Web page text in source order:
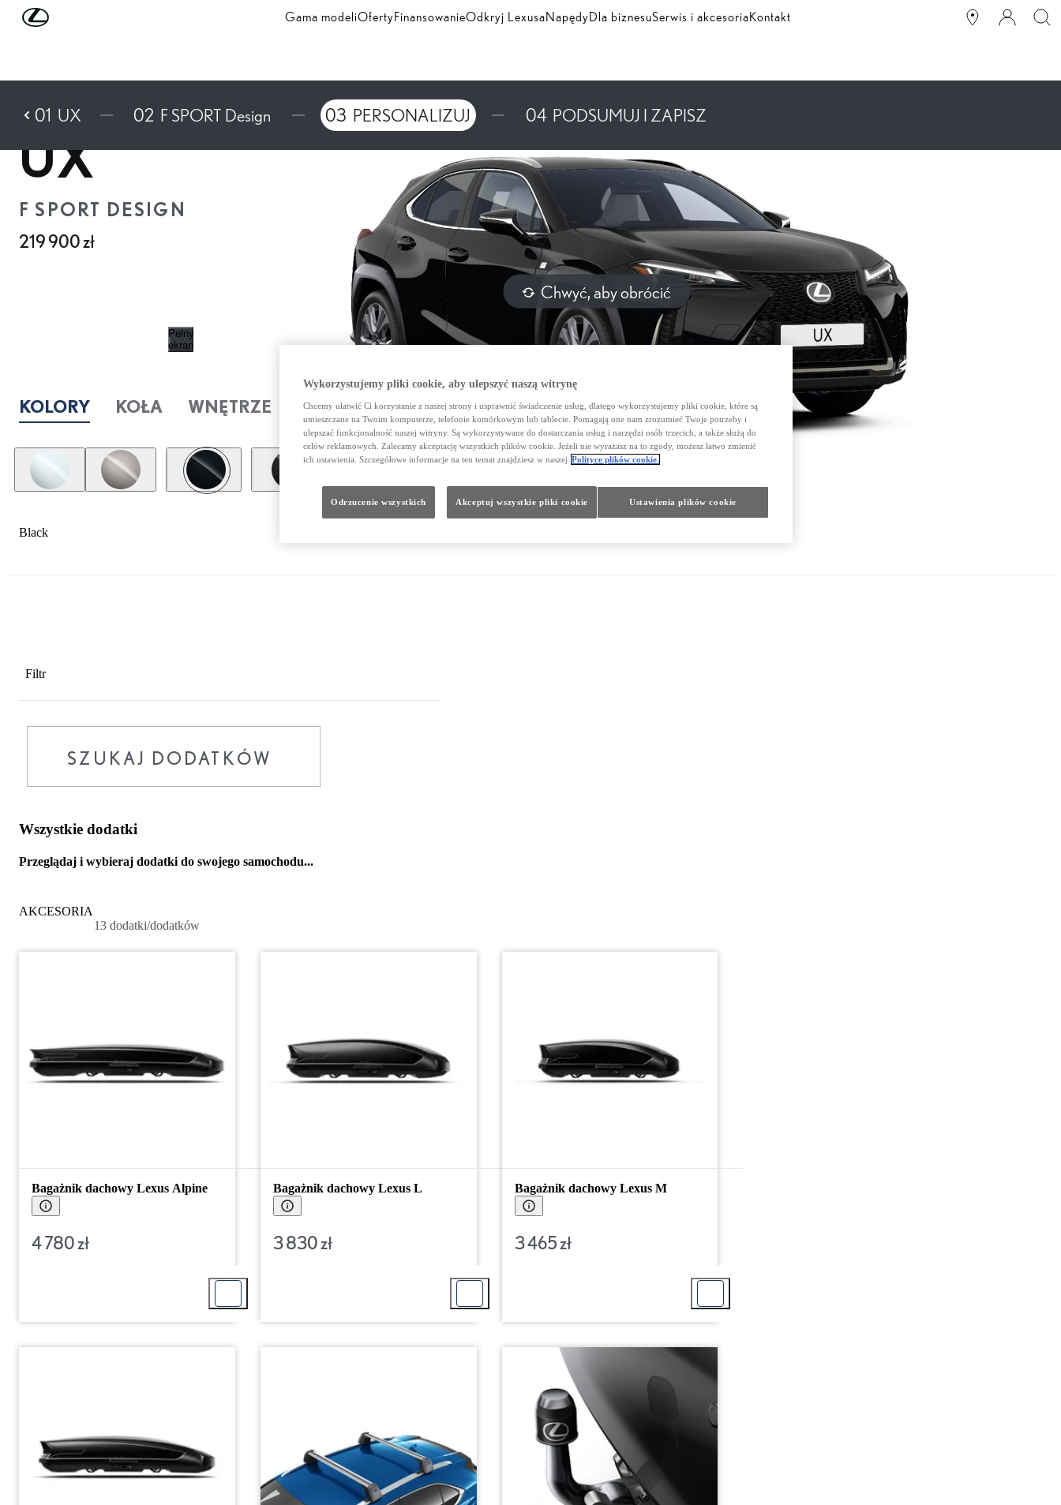
Skip to Main Content Gama modeliOfertyFinansowanieOdkryj LexusaNapędyDla biznesuSerwis i akcesoriaKontakt
01 UX 02 F SPORT Design 03 PERSONALIZUJ 04 PODSUMUJ I ZAPISZ
UX
F SPORT DESIGN
219 900 zł
Pełny
ekran
Chwyć, aby obrócić
KOLORY KOŁA WNĘTRZE
Black
Filtr
Wszystkie dodatki
Przeglądaj i wybieraj dodatki do swojego samochodu...
AKCESORIA
13 dodatki/dodatków
Bagażnik dachowy Lexus Alpine
4 780 zł
Bagażnik dachowy Lexus L
3 830 zł
Bagażnik dachowy Lexus M
3 465 zł
Wykorzystujemy pliki cookie, aby ulepszyć naszą witrynę
Chcemy ułatwić Ci korzystanie z naszej strony i usprawnić świadczenie usług, dlatego wykorzystujemy pliki cookie, które są
umieszczane na Twoim komputerze, telefonie komórkowym lub tablecie. Pomagają one nam zrozumieć Twoje potrzeby i
ulepszać funkcjonalność naszej witryny. Są wykorzystywane do dostarczania usług i narzędzi osób trzecich, a także służą do
celów reklamowych. Zalecamy akceptację wszystkich plików cookie. Jeżeli nie wyrażasz na to zgody, możesz łatwo zmienić
ich ustawienia. Szczegółowe informacje na ten temat znajdziesz w naszej Polityce plików cookie.
Ustawienia plików cookie
Odrzucenie wszystkich Akceptuj wszystkie pliki cookie